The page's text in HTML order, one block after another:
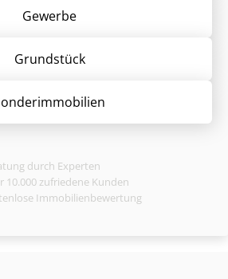
Gewerbe
Grund­stück
durch Experten
10.000 zufriedene Kunden
Immobilienbewertung